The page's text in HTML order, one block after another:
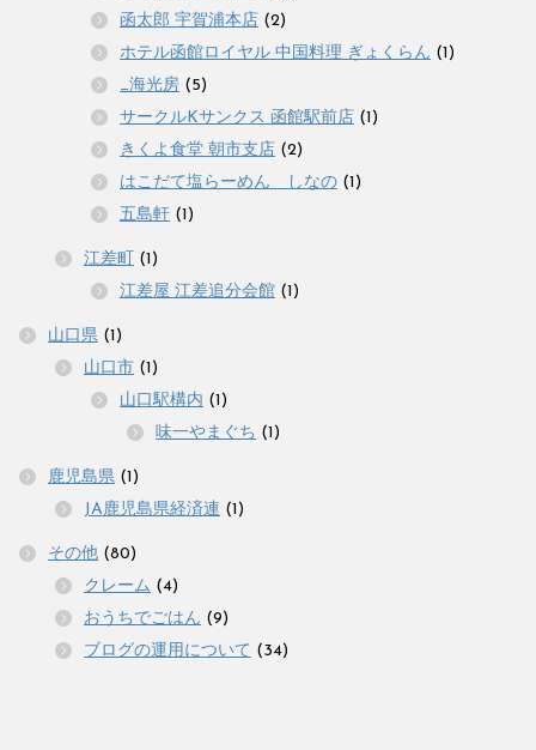
函太郎 宇賀浦本店 (2)
ホテル函館ロイヤル 中国料理 ぎょくらん (1)
_海光房 (5)
サークルKサンクス 函館駅前店 (1)
きくよ食堂 朝市支店 (2)
はこだて塩らーめん しなの (1)
五島軒 (1)
江差町 (1)
江差屋 江差追分会館 (1)
山口県 (1)
山口市 (1)
山口駅構内 (1)
味一やまぐち (1)
鹿児島県 (1)
JA鹿児島県経済連 (1)
その他 (80)
クレーム (4)
おうちでごはん (9)
ブログの運用について (34)